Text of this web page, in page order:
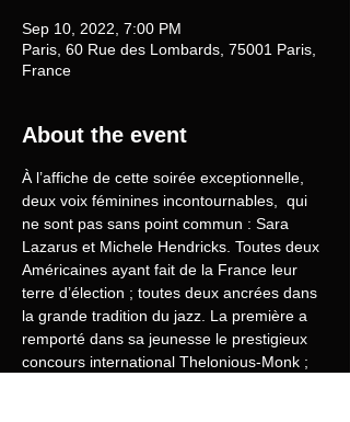
Sep 10, 2022, 7:00 PM
Paris, 60 Rue des Lombards, 75001 Paris,
France
About the event
À l’affiche de cette soirée exceptionnelle,
deux voix féminines incontournables,  qui
ne sont pas sans point commun : Sara
Lazarus et Michele Hendricks. Toutes deux
Américaines ayant fait de la France leur
terre d’élection ; toutes deux ancrées dans
la grande tradition du jazz. La première a
remporté dans sa jeunesse le prestigieux
concours international Thelonious-Monk ;